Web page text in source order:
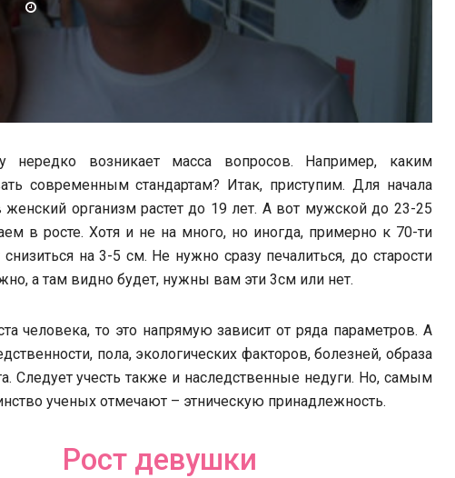
нередко возникает масса вопросов. Например, каким
современным стандартам? Итак, приступим. Для начала
организм растет до 19 лет. А вот мужской до 23-25
в росте. Хотя и не на много, но иногда, примерно к 70-ти
на 3-5 см. Не нужно сразу печалиться, до старости
а там видно будет, нужны вам эти 3см или нет.
человека, то это напрямую зависит от ряда параметров. А
пола, экологических факторов, болезней, образа
Следует учесть также и наследственные недуги. Но, самым
ученых отмечают – этническую принадлежность.
Рост девушки